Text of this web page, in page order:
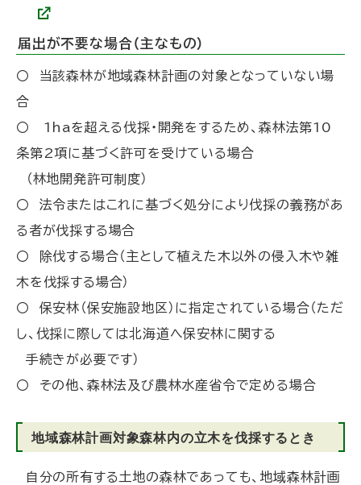
外
部
イ
届出が不要な場合（主なもの）
〇 当該森林が地域森林計画の対象となっていない場
合
〇 1haを超える伐採・開発をするため、森林法第10
条第2項に基づく許可を受けている場合
（林地開発許可制度）
〇 法令またはこれに基づく処分により伐採の義務があ
る者が伐採する場合
〇 除伐する場合（主として植えた木以外の侵入木や雑
木を伐採する場合）
〇 保安林（保安施設地区）に指定されている場合（ただ
し、伐採に際しては北海道へ保安林に関する
手続きが必要です）
〇 その他、森林法及び農林水産省令で定める場合
地域森林計画対象森林内の立木を伐採するとき
自分の所有する土地の森林であっても、地域森林計画